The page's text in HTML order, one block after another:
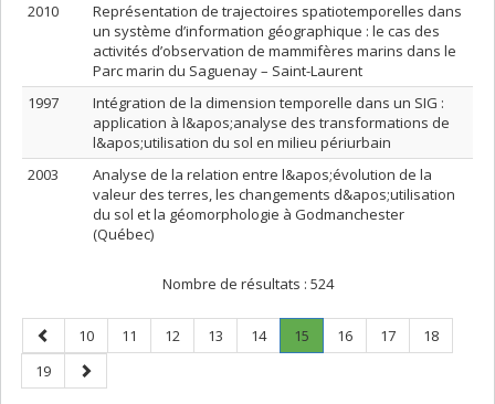
2010
Représentation de trajectoires spatiotemporelles dans
un système d’information géographique : le cas des
activités d’observation de mammifères marins dans le
Parc marin du Saguenay – Saint-Laurent
1997
Intégration de la dimension temporelle dans un SIG :
application à l&apos;analyse des transformations de
l&apos;utilisation du sol en milieu périurbain
2003
Analyse de la relation entre l&apos;évolution de la
valeur des terres, les changements d&apos;utilisation
du sol et la géomorphologie à Godmanchester
(Québec)
Nombre de résultats : 524
Page
précédente
Page
10 Page
11 Page
12 Page
13 Page
14 Page
15
Page
Page
16 Page
17 Page
18
Page
19
Page
suivante